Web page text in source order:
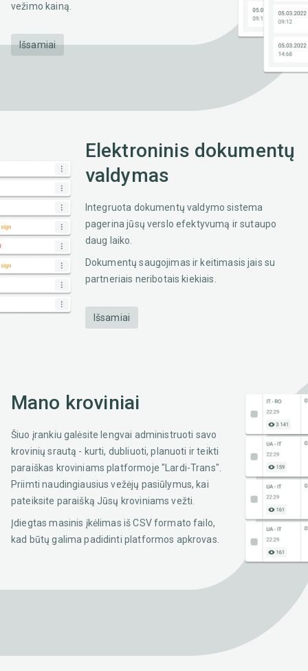
vežimo kainą.
Išsamiai
Elektroninis dokumentų
valdymas
Integruota dokumentų valdymo sistema
pagerina jūsų verslo efektyvumą ir sutaupo
daug laiko.
Dokumentų saugojimas ir keitimasis jais su
partneriais neribotais kiekiais.
Išsamiai
Mano kroviniai
Šiuo įrankiu galėsite lengvai administruoti savo
krovinių srautą - kurti, dubliuoti, planuoti ir teikti
paraiškas kroviniams platformoje "Lardi-Trans".
Priimti naudingiausius vežėjų pasiūlymus, kai
pateiksite paraišką Jūsų kroviniams vežti.
Įdiegtas masinis įkėlimas iš CSV formato failo,
kad būtų galima padidinti platformos apkrovas.